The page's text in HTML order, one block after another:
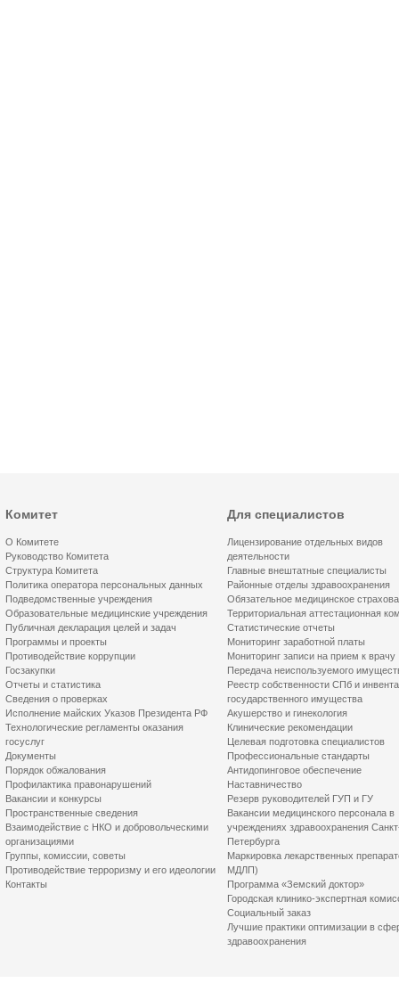
Комитет
О Комитете
Руководство Комитета
Структура Комитета
Политика оператора персональных данных
Подведомственные учреждения
Образовательные медицинские учреждения
Публичная декларация целей и задач
Программы и проекты
Противодействие коррупции
Госзакупки
Отчеты и статистика
Сведения о проверках
Исполнение майских Указов Президента РФ
Технологические регламенты оказания
госуслуг
Документы
Порядок обжалования
Профилактика правонарушений
Вакансии и конкурсы
Пространственные сведения
Взаимодействие с НКО и добровольческими
организациями
Группы, комиссии, советы
Противодействие терроризму и его идеологии
Контакты
Для специалистов
Лицензирование отдельных видов
деятельности
Главные внештатные специалисты
Районные отделы здравоохранения
Обязательное медицинское
Территориальная аттестационная
Статистические отчеты
Мониторинг заработной платы
Мониторинг записи на прием к врачу
Передача неиспользуемого
Реестр собственности СПб и
государственного имущества
Акушерство и гинекология
Клинические рекомендации
Целевая подготовка специалистов
Профессиональные стандарты
Антидопинговое обеспечение
Наставничество
Резерв руководителей ГУП и ГУ
Вакансии медицинского персонала в
учреждениях здравоохранения
Петербурга
Маркировка лекарственных
МДЛП)
Программа «Земский доктор»
Городская клинико-экспертная
Социальный заказ
Лучшие практики оптимизации в
здравоохранения